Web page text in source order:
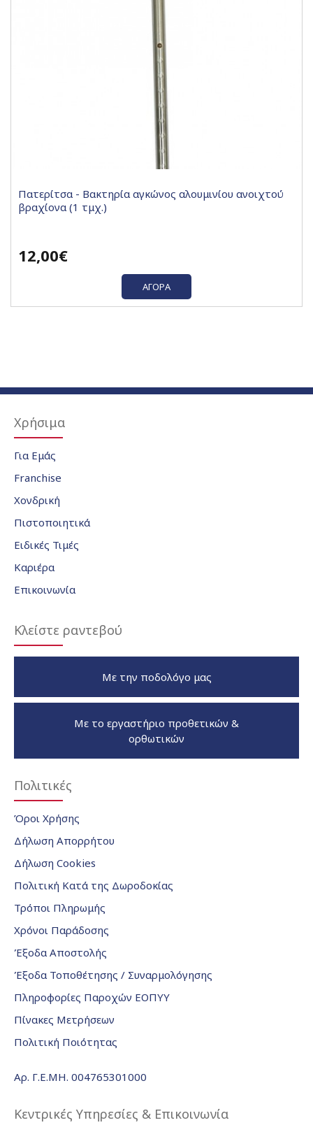
Πατερίτσα - Βακτηρία αγκώνος αλουμινίου ανοιχτού
βραχίονα (1 τμχ.)
12,00€
ΑΓΟΡΆ
Χρήσιμα
Για Εμάς
Franchise
Χονδρική
Πιστοποιητικά
Ειδικές Τιμές
Καριέρα
Επικοινωνία
Κλείστε ραντεβού
Με την ποδολόγο μας
Με το εργαστήριο προθετικών &
ορθωτικών
Πολιτικές
Όροι Χρήσης
Δήλωση Απορρήτου
Δήλωση Cookies
Πολιτική Κατά της Δωροδοκίας
Τρόποι Πληρωμής
Χρόνοι Παράδοσης
Έξοδα Αποστολής
Έξοδα Τοποθέτησης / Συναρμολόγησης
Πληροφορίες Παροχών ΕΟΠΥΥ
Πίνακες Μετρήσεων
Πολιτική Ποιότητας
Αρ. Γ.Ε.ΜΗ. 004765301000
Κεντρικές Υπηρεσίες & Επικοινωνία